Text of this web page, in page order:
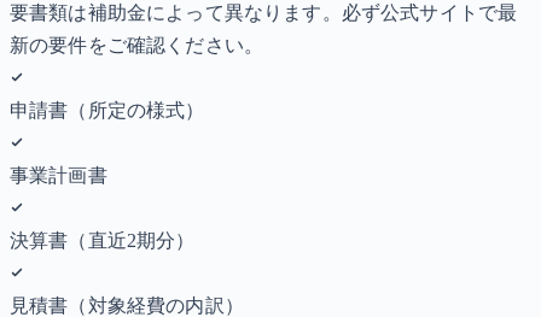
要書類は補助金によって異なります。必ず公式サイトで最
新の要件をご確認ください。
申請書（所定の様式）
事業計画書
決算書（直近2期分）
見積書（対象経費の内訳）